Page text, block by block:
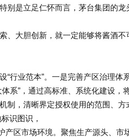
是立足仁怀而言，茅台集团的龙
大胆创新，就一定能够将酱酒不
业范本”。一是完善产区治理体
系”，通过高标准、系统化建设
，清晰界定授权使用的范围、
识图识，
区市场环境。聚焦生产源头、市